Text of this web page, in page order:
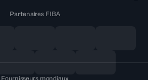
Partenaires FIBA
Fournisseurs mondiaux